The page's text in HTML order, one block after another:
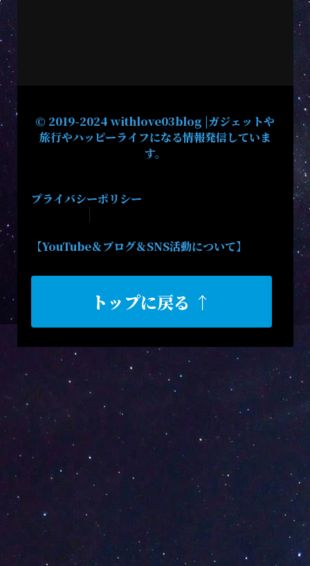
© 2019-2024 withlove03blog |ガジェットや
旅行やハッピーライフになる情報発信していま
す。
プライバシーポリシー
【YouTube＆ブログ＆SNS活動について】
トップに戻る ↑